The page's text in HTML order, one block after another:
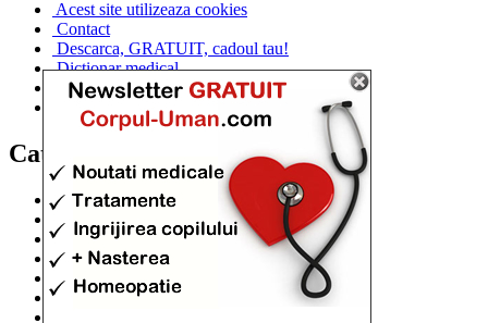
Acest site utilizeaza cookies
Contact
Descarca, GRATUIT, cadoul tau!
Dictionar medical
Dr. Cristina IANUC
Linkuri utile
Categorii
Diete si cure de slabire
(706)
Afectiuni si Boli
(401)
Corpul de la A la Z(315)
Medicina Naturista
Anatomie
(295)
Alimentatia(259)